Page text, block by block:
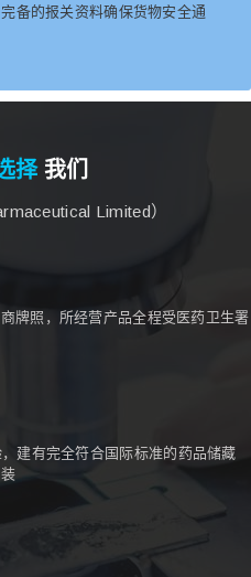
备的报关资料确保货物安全通
择我们
Limited）
牌照，所经营产品全程受医药卫生署
建有完全符合国际标准的药品储藏